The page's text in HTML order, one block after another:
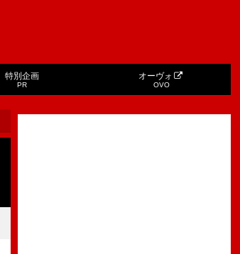
特別企画
PR
オーヴォ
OVO